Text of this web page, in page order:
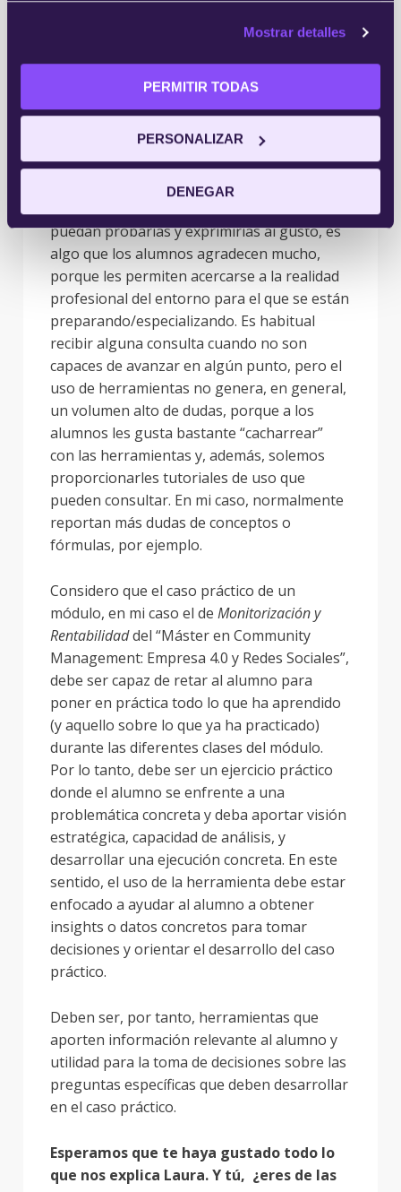
Mostrar detalles
PERMITIR TODAS
PERSONALIZAR
DENEGAR
tema de las herramientas, de hecho, en
tu Caso Práctico deben utilizarlas.
deban utilizar una herramienta ¿Te
reportan muchas dudas?
La verdad es que el uso de herramientas
profesionales, a través de demos que
puedan probarlas y exprimirlas al gusto, es
algo que los alumnos agradecen mucho,
porque les permiten acercarse a la realidad
profesional del entorno para el que se están
preparando/especializando. Es habitual
recibir alguna consulta cuando no son
capaces de avanzar en algún punto, pero el
uso de herramientas no genera, en general,
un volumen alto de dudas, porque a los
alumnos les gusta bastante “cacharrear”
con las herramientas y, además, solemos
proporcionarles tutoriales de uso que
pueden consultar. En mi caso, normalmente
reportan más dudas de conceptos o
fórmulas, por ejemplo.
Considero que el caso práctico de un
módulo, en mi caso el de Monitorización y
Rentabilidaddel “Máster en Community
Management: Empresa 4.0 y Redes Sociales”,
debe ser capaz de retar al alumno para
poner en práctica todo lo que ha aprendido
(y aquello sobre lo que ya ha practicado)
durante las diferentes clases del módulo.
Por lo tanto, debe ser un ejercicio práctico
donde el alumno se enfrente a una
problemática concreta y deba aportar visión
estratégica, capacidad de análisis, y
desarrollar una ejecución concreta. En este
sentido, el uso de la herramienta debe estar
enfocado a ayudar al alumno a obtener
insights o datos concretos para tomar
decisiones y orientar el desarrollo del caso
práctico.
Deben ser, por tanto, herramientas que
aporten información relevante al alumno y
utilidad para la toma de decisiones sobre las
preguntas específicas que deben desarrollar
en el caso práctico.
Esperamos que te haya gustado todo lo
que nos explica Laura. Y tú, ¿eres de las